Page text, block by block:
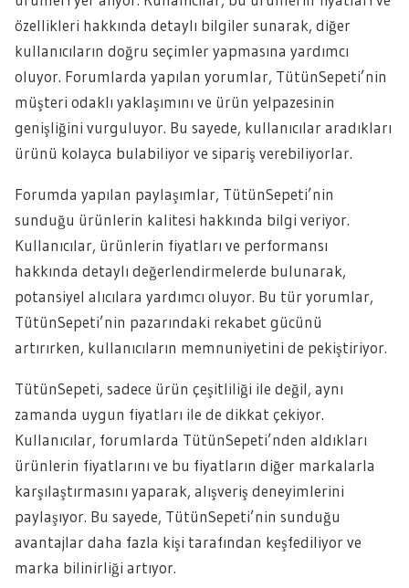
özellikleri hakkında detaylı bilgiler sunarak, diğer
kullanıcıların doğru seçimler yapmasına yardımcı
oluyor. Forumlarda yapılan yorumlar, TütünSepeti’nin
müşteri odaklı yaklaşımını ve ürün yelpazesinin
genişliğini vurguluyor. Bu sayede, kullanıcılar aradıkları
ürünü kolayca bulabiliyor ve sipariş verebiliyorlar.
Forumda yapılan paylaşımlar, TütünSepeti’nin
sunduğu ürünlerin kalitesi hakkında bilgi veriyor.
Kullanıcılar, ürünlerin fiyatları ve performansı
hakkında detaylı değerlendirmelerde bulunarak,
potansiyel alıcılara yardımcı oluyor. Bu tür yorumlar,
TütünSepeti’nin pazarındaki rekabet gücünü
artırırken, kullanıcıların memnuniyetini de pekiştiriyor.
TütünSepeti, sadece ürün çeşitliliği ile değil, aynı
zamanda uygun fiyatları ile de dikkat çekiyor.
Kullanıcılar, forumlarda TütünSepeti’nden aldıkları
ürünlerin fiyatlarını ve bu fiyatların diğer markalarla
karşılaştırmasını yaparak, alışveriş deneyimlerini
paylaşıyor. Bu sayede, TütünSepeti’nin sunduğu
avantajlar daha fazla kişi tarafından keşfediliyor ve
marka bilinirliği artıyor.